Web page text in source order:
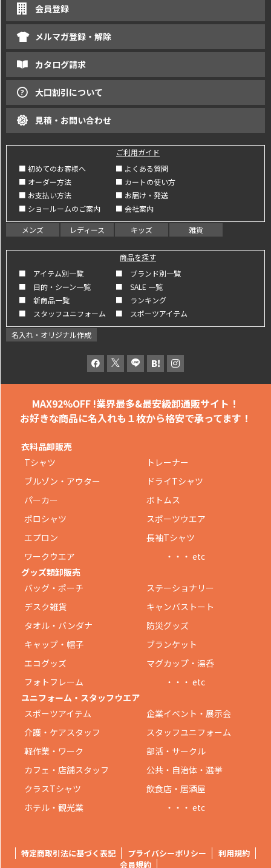
会員登録
メルマガ登録・解除
カタログ請求
大口割引について
見積・お問い合わせ
ご利用ガイド
■ 初めてのお客様へ
■ よくある質問
■ オーダー方法
■ カートの使い方
■ お支払い方法
■ お届け・発送
■ ショールームのご案内
■ 会社案内
メンズ レディース キッズ 雑貨
商品を探す
■ アイテム別一覧
■ ブランド別一覧
■ 目的・シーン一覧
■ SALE 一覧
■ 新商品一覧
■ ランキング
■ スタッフユニフォーム
■ スポーツアイテム
名入れ・オリジナル作成
MAX92%OFF !業界最多&最安級卸通販サイト！
お好きな商品に名入れも １枚から格安で承ってます！
衣料品卸販売
Tシャツ
トレーナー
ブルゾン・アウター
ドライTシャツ
パーカー
ボトムス
ポロシャツ
スポーツウエア
エプロン
長袖Tシャツ
ワークウエア
・・・ etc
グッズ類卸販売
バッグ・ポーチ
ステーショナリー
デスク雑貨
キャンバストート
タオル・バンダナ
防災グッズ
キャップ・帽子
ブランケット
エコグッズ
マグカップ・湯呑
フォトフレーム
・・・ etc
ユニフォーム・スタッフウエア
スポーツアイテム
企業イベント・展示会
介護・ケアスタッフ
スタッフユニフォーム
軽作業・ワーク
部活・サークル
カフェ・店舗スタッフ
公共・自治体・選挙
クラスTシャツ
飲食店・居酒屋
ホテル・観光業
・・・ etc
特定商取引法に基づく表記 プライバシーポリシー
利用規約
会員規約